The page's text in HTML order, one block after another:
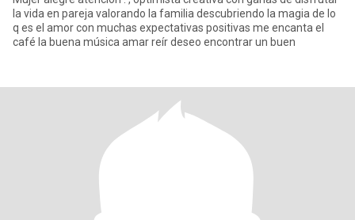
la vida en pareja valorando la familia descubriendo la magia de lo
q es el amor con muchas expectativas positivas me encanta el
café la buena música amar reír deseo encontrar un buen